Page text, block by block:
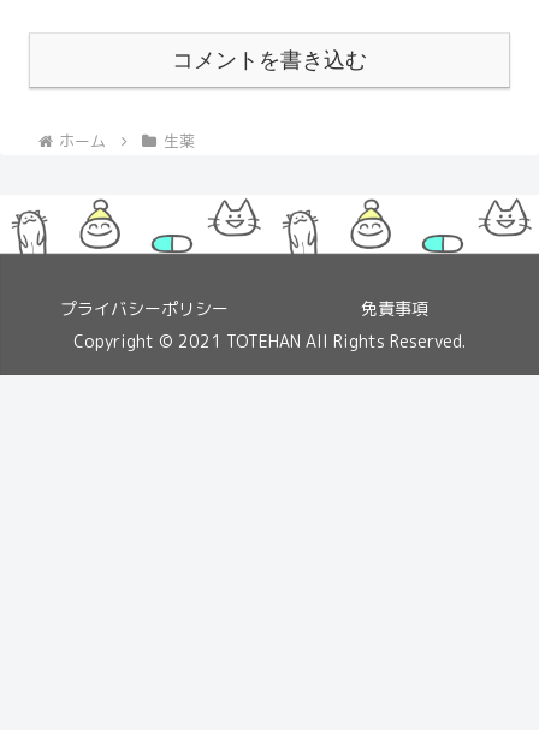
コメントを書き込む
ホーム 生薬
プライバシーポリシー
免責事項
Copyright © 2021 TOTEHAN All Rights Reserved.